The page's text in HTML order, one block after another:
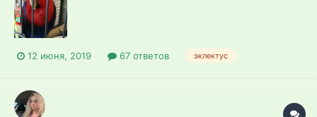
Казалось бы, масса информации, статьи об уходе,
консультации про...
12 июня, 2019 67 ответов эклектус